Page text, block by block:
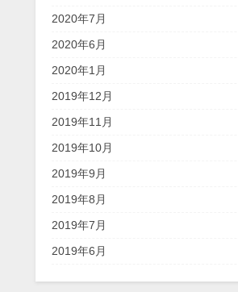
2020年7月
2020年6月
2020年1月
2019年12月
2019年11月
2019年10月
2019年9月
2019年8月
2019年7月
2019年6月